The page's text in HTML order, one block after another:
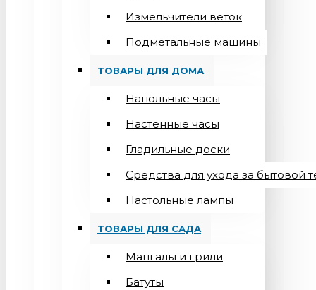
Измельчители веток
Подметальные машины
ТОВАРЫ ДЛЯ ДОМА
Напольные часы
Настенные часы
Гладильные доски
Средства для ухода за бытовой
Настольные лампы
ТОВАРЫ ДЛЯ САДА
Мангалы и грили
Батуты